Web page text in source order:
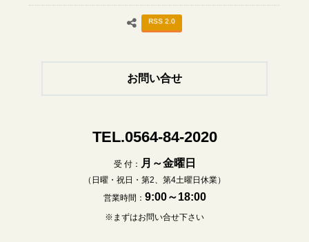
RSS 2.0
お問い合せ
TEL.0564-84-2020
受 付： 月～金曜日
（日曜・祝日・第2、第4土曜日休業）
営業時間： 9:00～18:00
※まずはお問い合せ下さい